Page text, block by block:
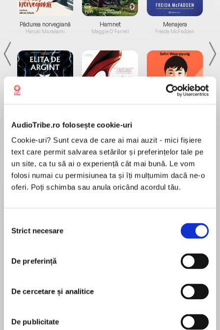
AudioTribe.ro folosește cookie-uri
Cookie-uri? Sunt ceva de care ai mai auzit - mici fișiere
text care permit salvarea setărilor și preferințelor tale pe
un site, ca tu să ai o experiență cât mai bună. Le vom
folosi numai cu permisiunea ta și îți mulțumim dacă ne-o
oferi. Poți schimba sau anula oricând acordul tău.
consimțământului
Strict necesare
De preferință
De cercetare și analitice
De publicitate
Pădurea norvegiană
Haruki Murakami
de...
Dani Francis
Hamnet
Maggie O'Farrell
la...
Lauren Weisberger
Menajera
Freida McFadden
Desprecarte
‘Beautiful, real and devastating’
unforgettable love that fans of Sara Bernard
and Nicola Yoon will love from international YA
Lena has always felt immortal. But one night
În acest moment nu există recenzii
Jennifer L. Armentrout